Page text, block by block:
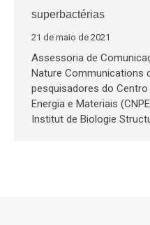
superbactérias
21 de maio de 2021
Assessoria de
Nature Communications
pesquisadores do
Energia e Materiais
Institut de Biologie